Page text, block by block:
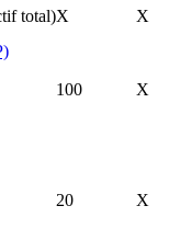
total)X X
100 X
20 X